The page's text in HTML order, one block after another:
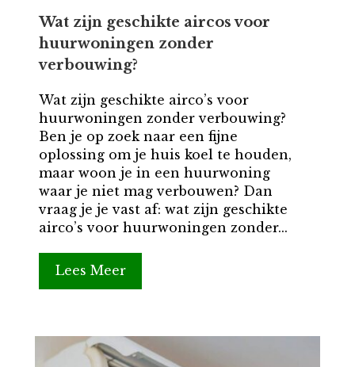
Wat zijn geschikte aircos voor
huurwoningen zonder
verbouwing?
Wat zijn geschikte airco’s voor
huurwoningen zonder verbouwing?
Ben je op zoek naar een fijne
oplossing om je huis koel te houden,
maar woon je in een huurwoning
waar je niet mag verbouwen? Dan
vraag je je vast af: wat zijn geschikte
airco’s voor huurwoningen zonder...
Lees Meer